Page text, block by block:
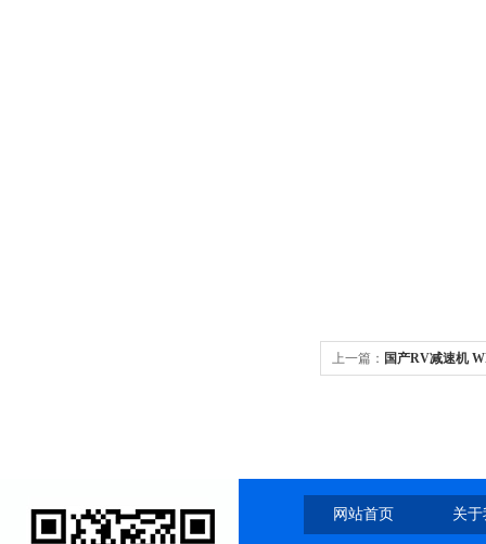
上一篇： 国产RV减速机
网站首页 关